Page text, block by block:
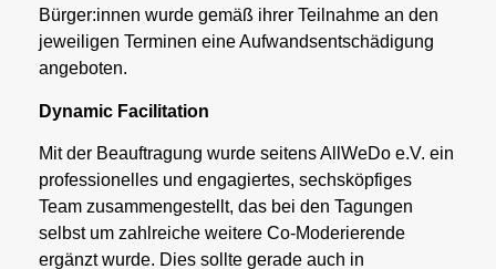
Bürger:innen wurde gemäß ihrer Teilnahme an den
jeweiligen Terminen eine Aufwandsentschädigung
angeboten.
Dynamic Facilitation
Mit der Beauftragung wurde seitens AllWeDo e.V. ein
professionelles und engagiertes, sechsköpfiges
Team zusammengestellt, das bei den Tagungen
selbst um zahlreiche weitere Co-Moderierende
ergänzt wurde. Dies sollte gerade auch in